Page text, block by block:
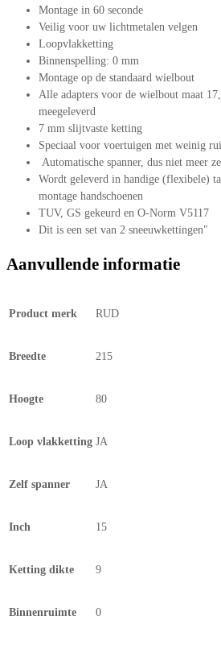
Montage in 60 seconde
Veilig voor uw lichtmetalen velgen
Loopvlakketting
Binnenspelling: 0 mm
Montage op de standaard wielbout
Alle adapters voor de wielbout maat
meegeleverd
7 mm slijtvaste ketting
Speciaal voor voertuigen met weinig
Automatische spanner, dus niet meer
Wordt geleverd in handige (flexibele)
montage handschoenen
TUV, GS gekeurd en O-Norm V5117
Dit is een set van 2 sneeuwkettingen"
Aanvullende informatie
Product merk RUD
Breedte 215
Hoogte 80
Loop vlakketting JA
Zelf spanner JA
Inch 15
Ketting dikte 9
Binnenruimte 0